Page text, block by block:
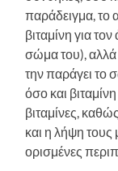
παράδειγμα, το
βιταμίνη για
σώμα του), αλλά
την παράγει το
όσο και
βιταμίνες,
και η λήψη τους
ορισμένες